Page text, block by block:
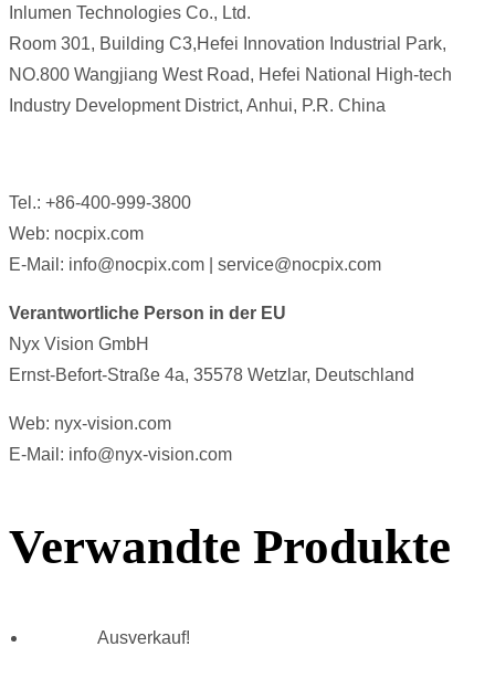
Inlumen Technologies Co., Ltd.
Room 301, Building C3,Hefei Innovation Industrial Park,
NO.800 Wangjiang West Road, Hefei National High-tech
Industry Development District, Anhui, P.R. China
Tel.: +86-400-999-3800
Web: nocpix.com
E-Mail: info@nocpix.com | service@nocpix.com
Verantwortliche Person in der EU
Nyx Vision GmbH
Ernst-Befort-Straße 4a, 35578 Wetzlar, Deutschland
Web: nyx-vision.com
E-Mail: info@nyx-vision.com
Verwandte Produkte
Ausverkauf!